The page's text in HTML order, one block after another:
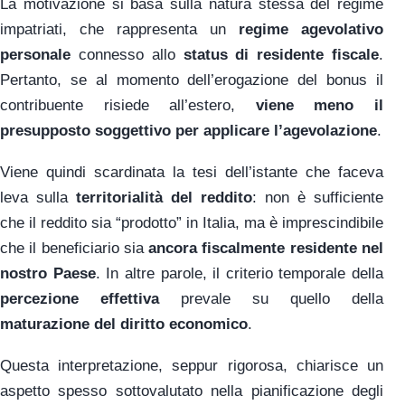
La motivazione si basa sulla natura stessa del regime
impatriati, che rappresenta un regime agevolativo
personale connesso allo status di residente fiscale.
Pertanto, se al momento dell’erogazione del bonus il
contribuente risiede all’estero, viene meno il
presupposto soggettivo per applicare l’agevolazione.
Viene quindi scardinata la tesi dell’istante che faceva
leva sulla territorialità del reddito: non è sufficiente
che il reddito sia “prodotto” in Italia, ma è imprescindibile
che il beneficiario siaancora fiscalmente residente nel
nostro Paese. In altre parole, il criterio temporale della
percezione effettivaprevale su quello della
maturazione del diritto economico.
Questa interpretazione, seppur rigorosa, chiarisce un
aspetto spesso sottovalutato nella pianificazione degli